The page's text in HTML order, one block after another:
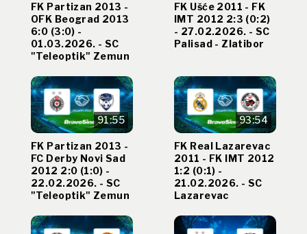
FK Partizan 2013 -
OFK Beograd 2013
6:0 (3:0) -
01.03.2026. - SC
"Teleoptik" Zemun
FK Ušće 2011 - FK
IMT 2012 2:3 (0:2)
- 27.02.2026. - SC
Palisad - Zlatibor
91:55
FK Partizan 2013 -
FC Derby Novi Sad
2012 2:0 (1:0) -
22.02.2026. - SC
"Teleoptik" Zemun
93:54
FK Real Lazarevac
2011 - FK IMT 2012
1:2 (0:1) -
21.02.2026. - SC
Lazarevac